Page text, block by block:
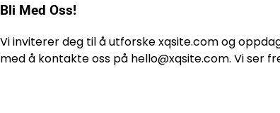
Bli Med Oss!
Vi inviterer deg til å utforske xqsite.com og
med å kontakte oss på hello@xqsite.com. Vi ser